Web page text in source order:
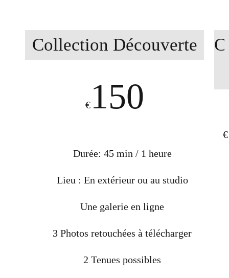
Collection Découverte
€150
Durée: 45 min / 1 heure
Lieu : En extérieur ou au studio
Une galerie en ligne
3 Photos retouchées à télécharger
2 Tenues possibles
€